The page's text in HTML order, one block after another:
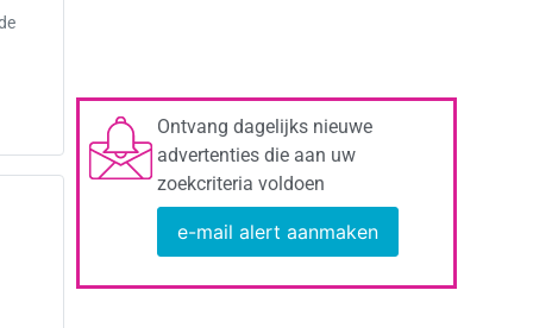
Ontvang dagelijks nieuwe
advertenties die aan uw
zoekcriteria voldoen
e-mail alert aanmaken